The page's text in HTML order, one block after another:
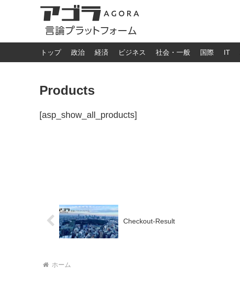
トップ 政治 経済 ビジネス 社会・一般 国際 IT
Products
[asp_show_all_products]
Checkout-Result
ホーム